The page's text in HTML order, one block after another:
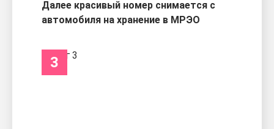
Далее красивый номер снимается с
автомобиля на хранение в МРЭО
3